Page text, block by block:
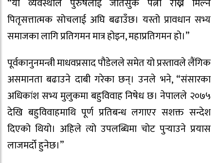
“यो व्यवस्थाले पुरुषलाई जतिसुकै पत्नी राख्न मिल्ने
पितृसत्तात्मक सोचलाई अघि बढाउँछ। यस्तो प्रावधान सभ्य
समाजका लागि प्रतिगमन मात्र होइन, महाप्रतिगमन हो।”
पूर्वकानुनमन्त्री माधवप्रसाद पौडेलले समेत यो प्रस्तावले लैंगिक
असमानता बढाउने दाबी गरेका छन्। उनले भने, “संसारका
अधिकांश सभ्य मुलुकमा बहुविवाह निषेध छ। नेपालले २०७५
देखि बहुविवाहमाथि पूर्ण प्रतिबन्ध लगाएर सशक्त सन्देश
दिएको थियो। अहिले त्यो उपलब्धिमा चोट पुर्‍याउने प्रयास
लाजमर्दो हुनेछ।”